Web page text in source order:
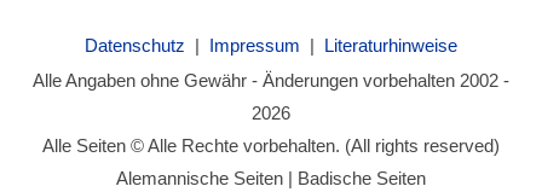
Datenschutz | Impressum | Literaturhinweise
Alle Angaben ohne Gewähr - Änderungen vorbehalten 2002 -
2026
Alle Seiten © Alle Rechte vorbehalten. (All rights reserved)
Alemannische Seiten | Badische Seiten